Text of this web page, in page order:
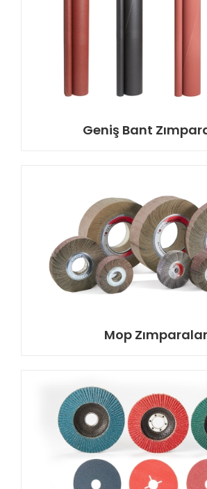
Geniş Bant
Mop Zımparalar